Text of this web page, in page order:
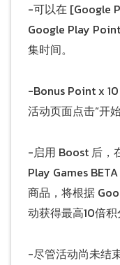
-可以在 [Google
Google Play
集时间。
-Bonus Point x
活动页面点击“开
-启用 Boost 后，
Play Games
商品，将根据
动获得最高10倍积
-尽管活动尚未结